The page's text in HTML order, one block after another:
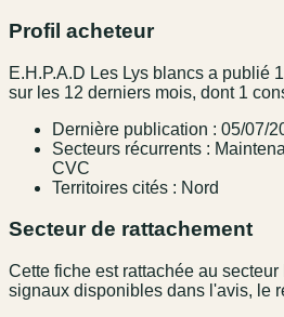
Profil acheteur
E.H.P.A.D Les Lys blancs a publié
sur les 12 derniers mois, dont 1
Dernière publication : 05/07/
Secteurs récurrents :
CVC
Territoires cités : Nord
Secteur de rattachement
Cette fiche est rattachée au
signaux disponibles dans l'avis, le